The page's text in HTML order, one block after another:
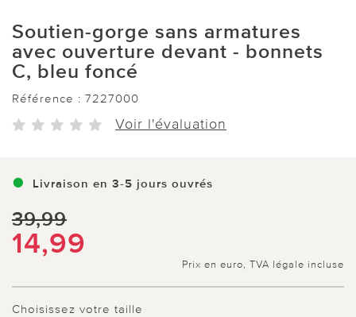
Soutien-gorge sans armatures
avec ouverture devant - bonnets
C, bleu foncé
Référence : 7227000
Voir l'évaluation
Livraison en 3-5 jours ouvrés
39,99
14,99
Prix en euro, TVA légale incluse
Choisissez votre taille